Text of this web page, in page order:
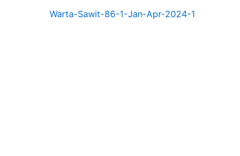
Warta-Sawit-86-1-Jan-Apr-2024-1